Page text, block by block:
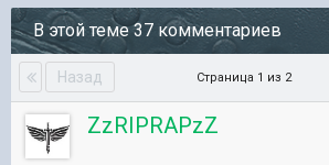
В этой теме 37 комментариев
Назад Страница 1 из 2
ZzRIPRAPzZ